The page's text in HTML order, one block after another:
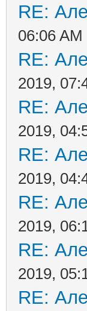
RE:
06:06 AM
RE:
2019,
RE:
2019,
RE:
2019,
RE:
2019,
RE:
2019,
RE: